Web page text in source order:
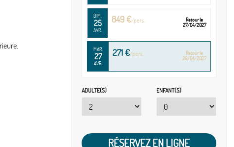
DIM.
25
AVR.
849 €/pers.
Retour le
27/04/2027
MAR.
27
AVR.
271 €/pers.
Retour le
29/04/2027
ADULTE(S) ENFANT(S)
RÉSERVEZ EN LIGNE